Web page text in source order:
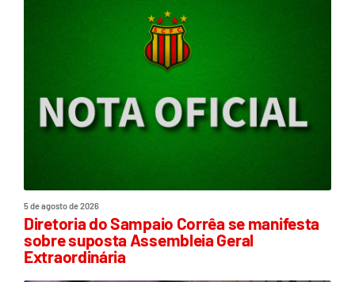
5 de agosto de 2026
Diretoria do Sampaio Corrêa se manifesta
sobre suposta Assembleia Geral
Extraordinária